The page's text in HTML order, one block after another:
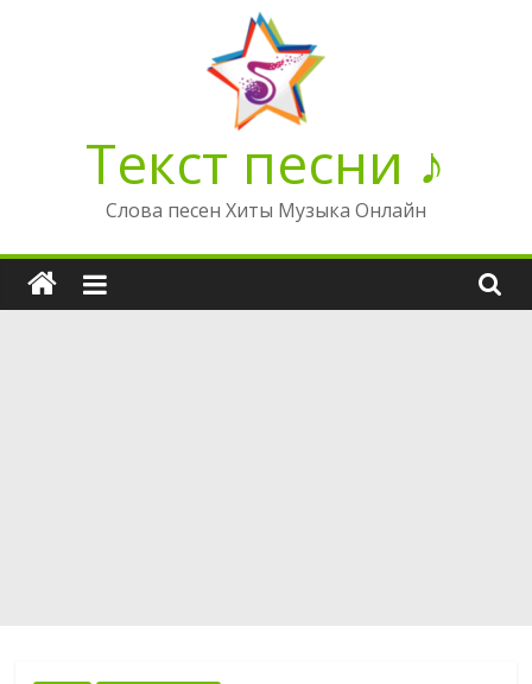
Текст песни ♪
Слова песен Хиты Музыка Онлайн